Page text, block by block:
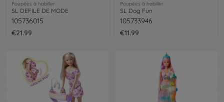
Poupées à habiller
SL DEFILE DE MODE
105736015
€21.99
Poupées à habiller
SL Dog Fun
105733946
€11.99